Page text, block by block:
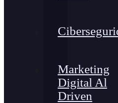
Marketing
Digital Al
Driven